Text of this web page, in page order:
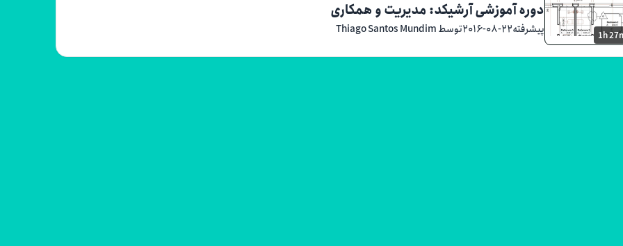
1h
دوره آموزشی آرشیکد: مدیریت و همکاری
پیشرفته۲۰۱۶-۰۸-۲۲توسط Thiago Santos Mundim